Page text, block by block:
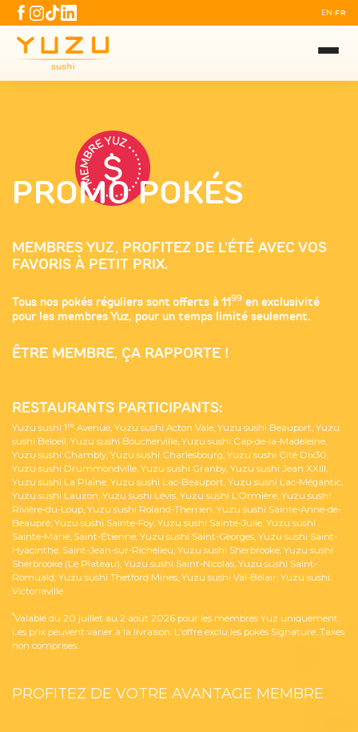
EN |FR
PROMO POKÉS
MEMBRES YUZ, PROFITEZ DE L'ÉTÉ AVEC VOS
FAVORIS À PETIT PRIX.
Tous nos pokés réguliers sont offerts à 1199 en exclusivité
pour les membres Yuz, pour un temps limité seulement.
ÊTRE MEMBRE, ÇA RAPPORTE !
RESTAURANTS PARTICIPANTS:
Yuzu sushi 1 re Avenue, Yuzu sushi Acton Vale, Yuzu sushi Beauport, Yuzu
sushi Beloeil, Yuzu sushi Boucherville, Yuzu sushi Cap-de-la-Madeleine,
Yuzu sushi Chambly, Yuzu sushi Charlesbourg, Yuzu sushi Cité Dix30,
Yuzu sushi Drummondville, Yuzu sushi Granby, Yuzu sushi Jean XXIII,
Yuzu sushi La Plaine, Yuzu sushi Lac-Beauport, Yuzu sushi Lac-Mégantic,
Yuzu sushi Lauzon, Yuzu sushi Lévis, Yuzu sushi L’Ormière, Yuzu sushi
Rivière-du-Loup, Yuzu sushi Roland-Therrien, Yuzu sushi Sainte-Anne-de-
Beaupré, Yuzu sushi Sainte-Foy, Yuzu sushi Sainte-Julie, Yuzu sushi
Sainte-Marie, Saint-Étienne, Yuzu sushi Saint-Georges, Yuzu sushi Saint-
Hyacinthe, Saint-Jean-sur-Richelieu, Yuzu sushi Sherbrooke, Yuzu sushi
Sherbrooke (Le Plateau), Yuzu sushi Saint-Nicolas, Yuzu sushi Saint-
Romuald, Yuzu sushi Thetford Mines, Yuzu sushi Val-Bélair, Yuzu sushi
Victoriaville
*Valable du 20 juillet au 2 août 2026 pour les membres Yuz uniquement.
Les prix peuvent varier à la livraison. L'offre exclu les pokés Signature. Taxes
non comprises.
PROFITEZ DE VOTRE AVANTAGE MEMBRE